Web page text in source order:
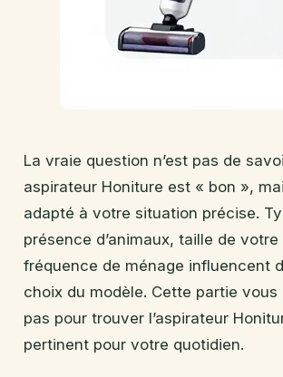
La vraie question n’est pas de
aspirateur Honiture est « bon »,
adapté à votre situation précise.
présence d’animaux, taille de
fréquence de ménage influencent
choix du modèle. Cette partie vous
pas pour trouver l’aspirateur
pertinent pour votre quotidien.